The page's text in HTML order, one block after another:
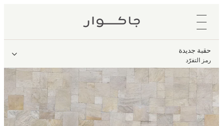
حقبة جديدة
رمز التفرّد